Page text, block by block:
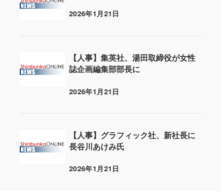
投稿日
2026年1月21日
【人事】集英社、湯田取締役が女性
誌企画編集部部長に
投稿日
2026年1月21日
【人事】グラフィック社、新社長に
長谷川あけみ氏
投稿日
2026年1月21日